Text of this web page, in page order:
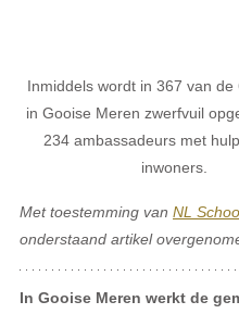
Inmiddels wordt in 367 van de
in Gooise Meren zwerfvuil
234 ambassadeurs met
inwoners.
Met toestemming van NL
onderstaand artikel
In Gooise Meren werkt de